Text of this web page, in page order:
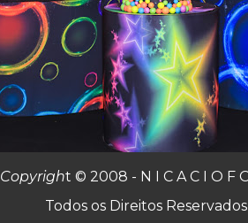
Copyright © 2008 - N I C A C I O F
Todos os Direitos Reservados